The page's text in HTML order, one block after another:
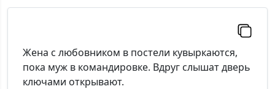
Жена с любовником в постели кувыркаются,
пока муж в командировке. Вдруг слышат дверь
ключами открывают.